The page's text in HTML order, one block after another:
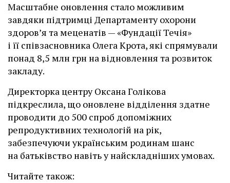
Масштабне оновлення стало можливим
завдяки підтримці Департаменту охорони
здоров’я та меценатів — «Фундації Течія»
і її співзасновника Олега Крота, які спрямували
понад 8,5 млн грн на відновлення та розвиток
закладу.
Директорка центру Оксана Голікова
підкреслила, що оновлене відділення здатне
проводити до 500 спроб допоміжних
репродуктивних технологій на рік,
забезпечуючи українським родинам шанс
на батьківство навіть у найскладніших умовах.
Читайте також: